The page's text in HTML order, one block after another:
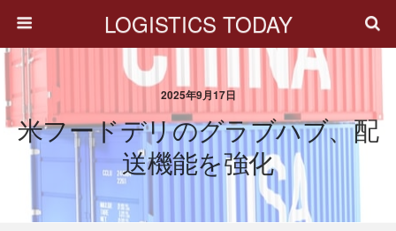
LOGISTICS TODAY
2025年9月17日
米フードデリのグラブハブ、配
送機能を強化